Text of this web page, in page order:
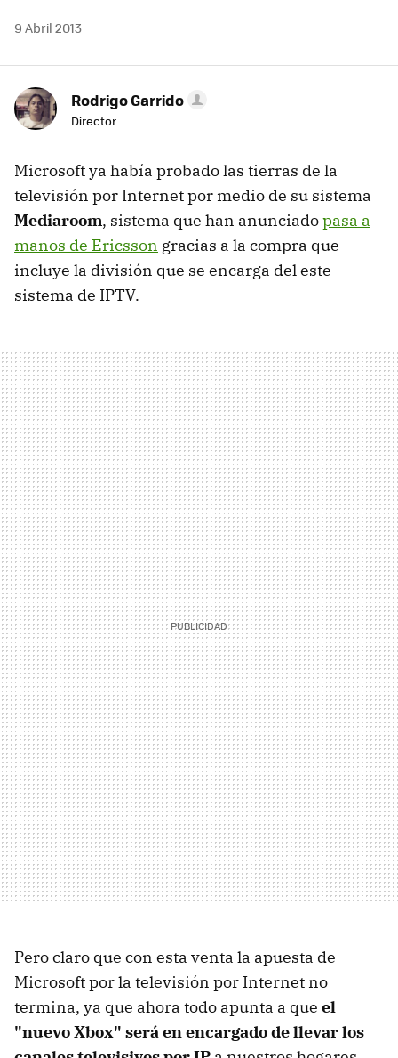
9 Abril 2013
Rodrigo Garrido
Director
Microsoft ya había probado las tierras de la
televisión por Internet por medio de su sistema
Mediaroom, sistema que han anunciadopasa a
manos de Ericsson gracias a la compra que
incluye la división que se encarga del este
sistema de IPTV.
Pero claro que con esta venta la apuesta de
Microsoft por la televisión por Internet no
termina, ya que ahora todo apunta a que el
"nuevo Xbox" será en encargado de llevar los